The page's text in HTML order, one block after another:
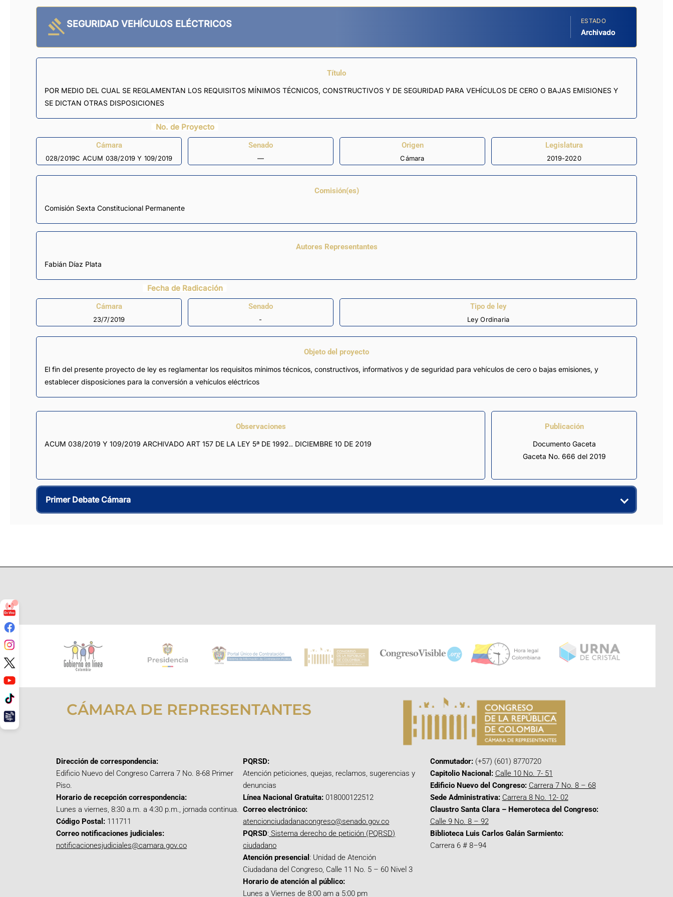
SEGURIDAD VEHÍCULOS ELÉCTRICOS ESTADO
Archivado
Título
POR MEDIO DEL CUAL SE REGLAMENTAN LOS REQUISITOS MÍNIMOS TÉCNICOS, CONSTRUCTIVOS Y DE SEGURIDAD PARA VEHÍCULOS DE CERO O BAJAS EMISIONES Y
SE DICTAN OTRAS DISPOSICIONES
No. de Proyecto
Cámara
028/2019C ACUM 038/2019 Y 109/2019
Senado
—
Origen
Cámara
Legislatura
2019-2020
Comisión(es)
Comisión Sexta Constitucional Permanente
Autores Representantes
Fabián Díaz Plata
Fecha de Radicación
Cámara
23/7/2019
Senado
-
Tipo de ley
Ley Ordinaria
Objeto del proyecto
El fin del presente proyecto de ley es reglamentar los requisitos mínimos técnicos, constructivos, informativos y de seguridad para vehículos de cero o bajas emisiones, y
establecer disposiciones para la conversión a vehículos eléctricos
Observaciones
ACUM 038/2019 Y 109/2019 ARCHIVADO ART 157 DE LA LEY 5ª DE 1992.. DICIEMBRE 10 DE 2019
Publicación
Documento Gaceta
Gaceta No. 666 del 2019
Primer Debate Cámara
CÁMARA DE REPRESENTANTES
Dirección de correspondencia:
Edificio Nuevo del Congreso Carrera 7 No. 8-68 Primer
Piso.
Horario de recepción correspondencia:
Lunes a viernes, 8:30 a.m. a 4:30 p.m., jornada continua.
Código Postal: 111711
Correo notificaciones judiciales:
notificacionesjudiciales@camara.gov.co
PQRSD:
Atención peticiones, quejas, reclamos, sugerencias y
denuncias
Línea Nacional Gratuita: 018000122512
Correo electrónico:
atencionciudadanacongreso@senado.gov.co
PQRSD: Sistema derecho de petición (PQRSD)
ciudadano
Atención presencial : Unidad de Atención
Ciudadana del Congreso, Calle 11 No. 5 – 60 Nivel 3
Horario de atención al público:
Lunes a Viernes de 8:00 am a 5:00 pm
Conmutador:(+57) (601) 8770720
Capitolio Nacional: Calle 10 No. 7- 51
Edificio Nuevo del Congreso: Carrera 7 No. 8 – 68
Sede Administrativa: Carrera 8 No. 12- 02
Claustro Santa Clara – Hemeroteca del Congreso:
Calle 9 No. 8 – 92
Biblioteca Luis Carlos Galán Sarmiento:
Carrera 6 # 8–94